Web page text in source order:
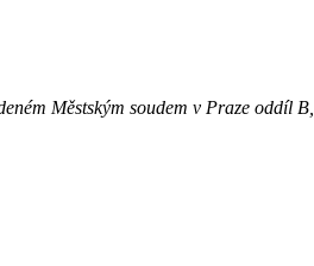
Městským soudem v Praze oddíl